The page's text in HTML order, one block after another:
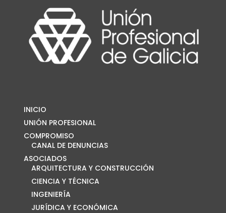
INICIO
UNIÓN PROFESIONAL
COMPROMISO
CANAL DE DENUNCIAS
ASOCIADOS
ARQUITECTURA Y CONSTRUCCIÓN
CIENCIA Y TÉCNICA
INGENIERÍA
JURÍDICA Y ECONÓMICA